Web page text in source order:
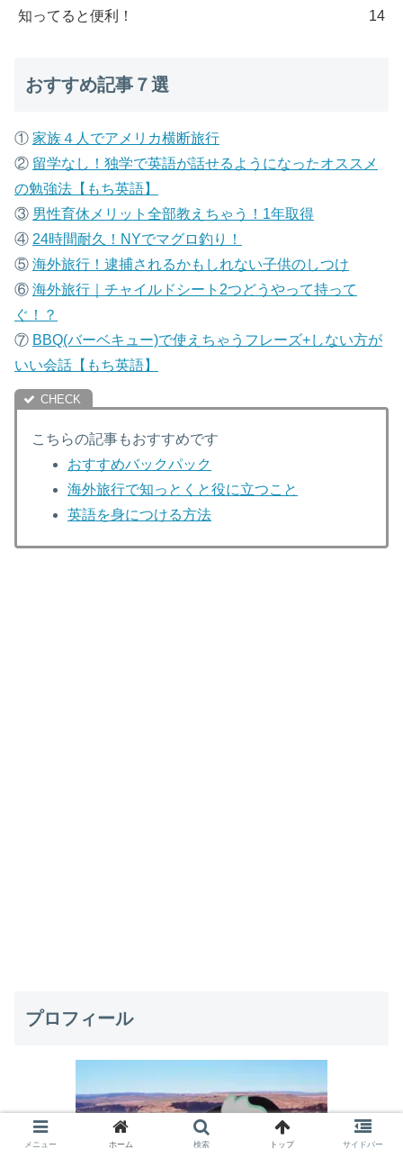
知ってると便利！ 14
おすすめ記事７選
① 家族４人でアメリカ横断旅行
② 留学なし！独学で英語が話せるようになったオススメ
の勉強法【もち英語】
③ 男性育休メリット全部教えちゃう！1年取得
④ 24時間耐久！NYでマグロ釣り！
⑤ 海外旅行！逮捕されるかもしれない子供のしつけ
⑥ 海外旅行｜チャイルドシート2つどうやって持って
ぐ！？
⑦ BBQ(バーベキュー)で使えちゃうフレーズ+しない方が
いい会話【もち英語】
こちらの記事もおすすめです
おすすめバックパック
海外旅行で知っとくと役に立つこと
英語を身につける方法
プロフィール
メニュー ホーム 検索 トップ サイドバー